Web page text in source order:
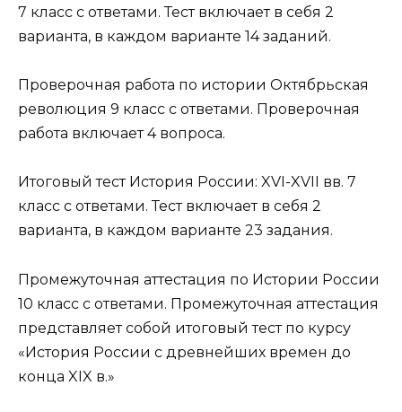
7 класс с ответами. Тест включает в себя 2
варианта, в каждом варианте 14 заданий.
Проверочная работа по истории Октябрьская
революция 9 класс с ответами. Проверочная
работа включает 4 вопроса.
Итоговый тест История России: XVI-XVII вв. 7
класс с ответами. Тест включает в себя 2
варианта, в каждом варианте 23 задания.
Промежуточная аттестация по Истории России
10 класс с ответами. Промежуточная аттестация
представляет собой итоговый тест по курсу
«История России с древнейших времен до
конца XIX в.»